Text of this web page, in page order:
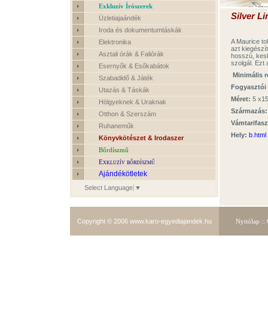
Exkluzív Írószerek
Üzletiajaándék
Iroda és dokumentumtáskák
Elektronika
Asztali órák & Faliórák
Esernyők & Esőkabátok
Szabadidő & Játék
Utazás & Táskák
Hölgyeknek & Uraknak
Otthon & Szerszám
Ruhaneműk
Könyvkötészet & Irodaszer
Bőrdíszmű
Exkluzív bőrdíszmű
Ajándékötletek
Select Language ▼
Silver
A Maurice
azt
hosszú,
szolgál. Ezt
Minimális
Fogyasztói
Méret: 5
Származás:
Hely: b.html
Copyright © 2006 www.karo-egyediajandek.hu Nyitólap ::